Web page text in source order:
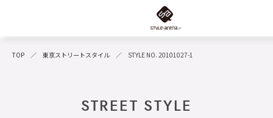
TOP 東京ストリートスタイル STYLE NO. 20101027-1
STREET STYLE